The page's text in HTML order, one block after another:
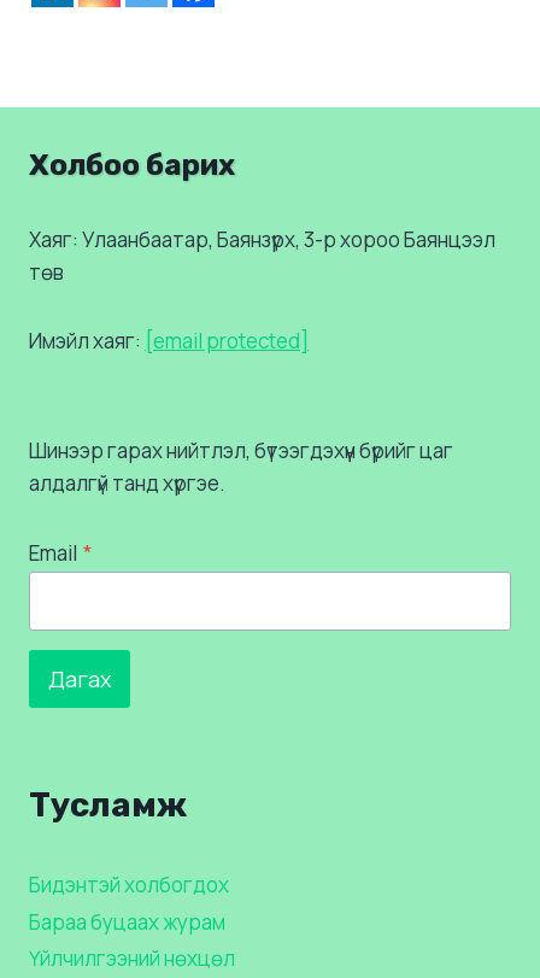
Холбоо барих
Хаяг: Улаанбаатар, Баянзүрх, 3-р хороо Баянцээл
төв
Имэйл хаяг: [email protected]
Шинээр гарах нийтлэл, бүтээгдэхүүн бүрийг цаг
алдалгүй танд хүргэе.
Email *
Дагах
Тусламж
Бидэнтэй холбогдох
Бараа буцаах журам
Үйлчилгээний нөхцөл